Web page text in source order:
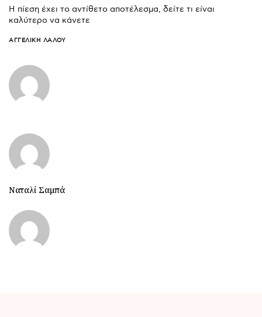
Η πίεση έχει το αντίθετο αποτέλεσμα, δείτε τι είναι
καλύτερο να κάνετε
ΑΓΓΕΛΙΚΉ ΛΆΛΟΥ
Ναταλί Σαμπά